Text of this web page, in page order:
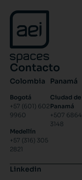
Contacto
Colombia
Bogotá
+57 (601) 602
9960
Medellín
+57 (316) 305
2821
Panamá
Ciudad de
Panamá
+507 6864
3148
Linkedin